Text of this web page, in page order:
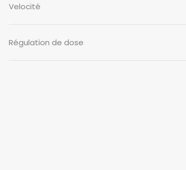
Velocité
Régulation de dose